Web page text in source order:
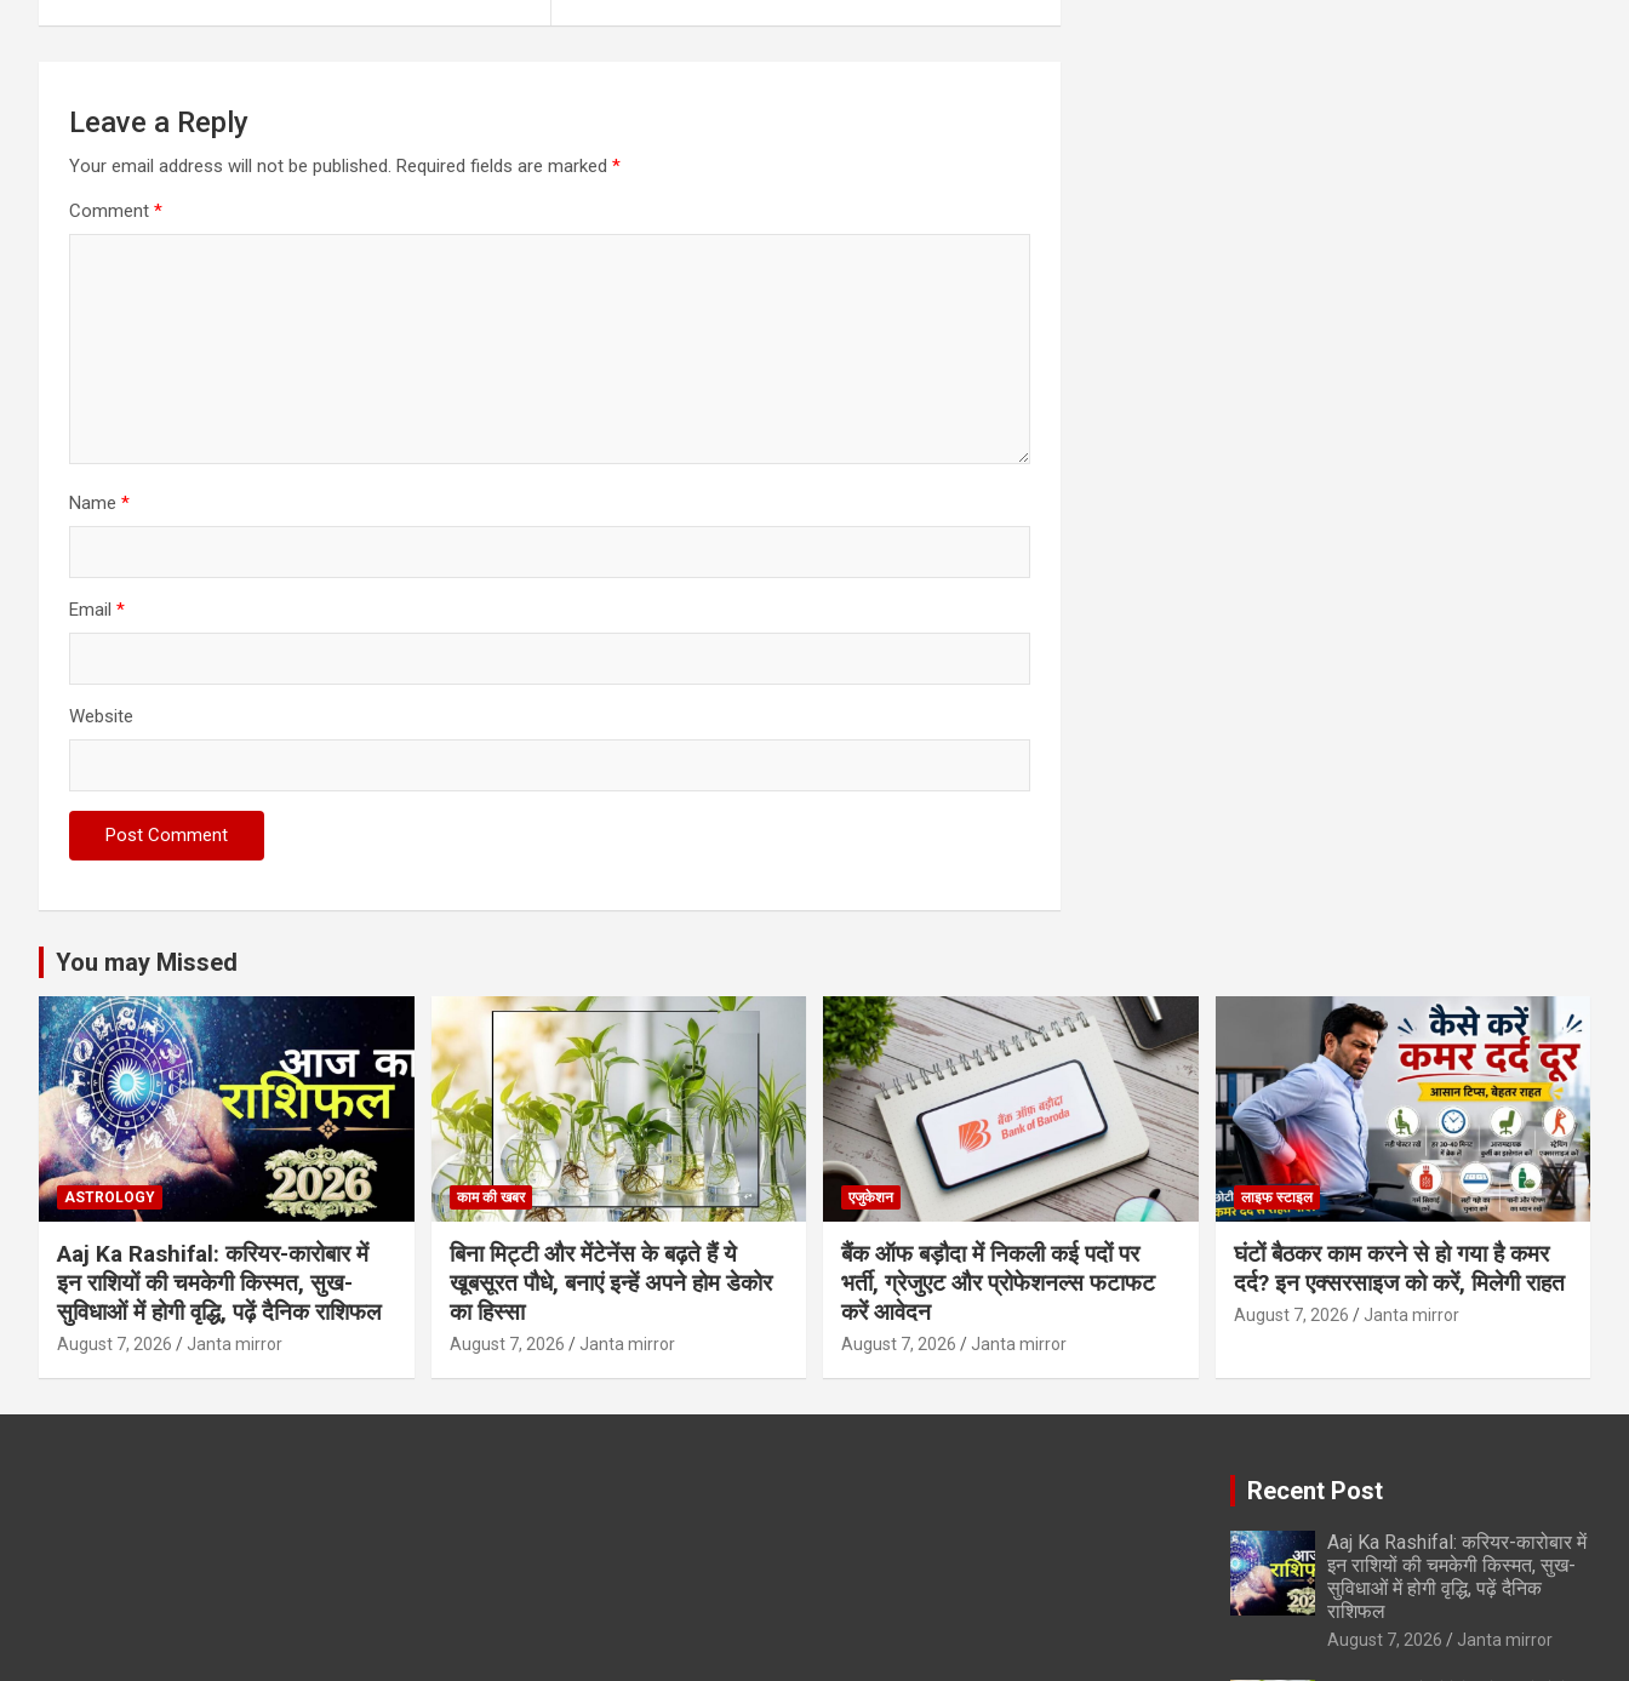
Leave a Reply
Your email address will not be published. Required fields are marked *
Comment *
Name *
Email *
Website
You may Missed
ASTROLOGY
Aaj Ka Rashifal: करियर-कारोबार में
इन राशियों की चमकेगी किस्मत, सुख-
सुविधाओं में होगी वृद्धि, पढ़ें दैनिक राशिफल
August 7, 2026 Janta mirror
काम की खबर
बिना मिट्टी और मेंटेनेंस के बढ़ते हैं ये
खूबसूरत पौधे, बनाएं इन्‍हें अपने होम डेकोर
का हिस्‍सा
August 7, 2026 Janta mirror
एजुकेशन
बैंक ऑफ बड़ौदा में निकली कई पदों पर
भर्ती, ग्रेजुएट और प्रोफेशनल्स फटाफट
करें आवेदन
August 7, 2026 Janta mirror
लाइफ स्टाइल
घंटों बैठकर काम करने से हो गया है कमर
दर्द? इन एक्सरसाइज को करें, मिलेगी राहत
August 7, 2026 Janta mirror
Recent Post
Aaj Ka Rashifal: करियर-कारोबार में
इन राशियों की चमकेगी किस्मत, सुख-
सुविधाओं में होगी वृद्धि, पढ़ें दैनिक
राशिफल
August 7, 2026 Janta mirror